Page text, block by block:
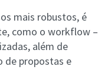
mais robustos, é
como o workflow –
além de
de propostas e